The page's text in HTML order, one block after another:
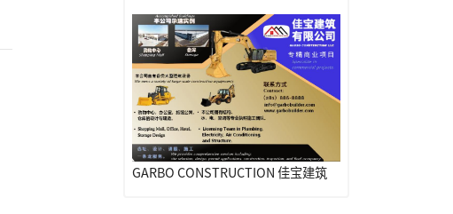
GARBO CONSTRUCTION 佳宝建筑